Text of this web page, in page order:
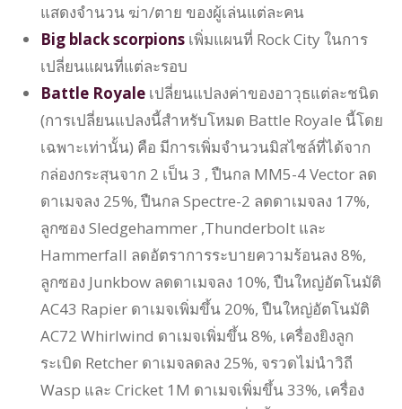
แสดงจำนวน ฆ่า/ตาย ของผู้เล่นแต่ละคน
Big black scorpions เพิ่มแผนที่ Rock City ในการ
เปลี่ยนแผนที่แต่ละรอบ
Battle Royale เปลี่ยนแปลงค่าของอาวุธแต่ละชนิด
(การเปลี่ยนแปลงนี้สำหรับโหมด Battle Royale นี้โดย
เฉพาะเท่านั้น) คือ มีการเพิ่มจำนวนมิสไซล์ที่ได้จาก
กล่องกระสุนจาก 2 เป็น 3 , ปืนกล MM5-4 Vector ลด
ดาเมจลง 25%, ปืนกล Spectre-2 ลดดาเมจลง 17%,
ลูกซอง Sledgehammer ,Thunderbolt และ
Hammerfall ลดอัตราการระบายความร้อนลง 8%,
ลูกซอง Junkbow ลดดาเมจลง 10%, ปืนใหญ่อัตโนมัติ
AC43 Rapier ดาเมจเพิ่มขึ้น 20%, ปืนใหญ่อัตโนมัติ
AC72 Whirlwind ดาเมจเพิ่มขึ้น 8%, เครื่องยิงลูก
ระเบิด Retcher ดาเมจลดลง 25%, จรวดไม่นำวิถี
Wasp และ Cricket 1M ดาเมจเพิ่มขึ้น 33%, เครื่อง